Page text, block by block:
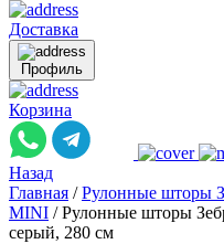
Доставка
Профиль
Корзина
Назад
Главная / Рулонные шторы
MINI / Рулонные шторы
серый, 280 см